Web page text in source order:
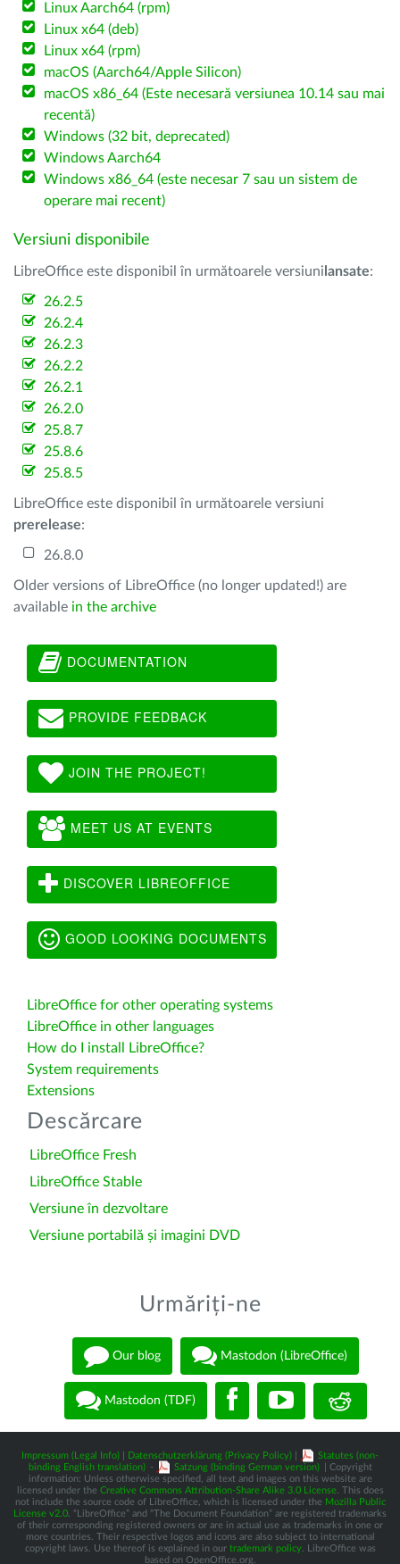
Linux Aarch64 (rpm)
Linux x64 (deb)
Linux x64 (rpm)
macOS (Aarch64/Apple Silicon)
macOS x86_64 (Este necesară versiunea 10.14 sau mai
recentă)
Windows (32 bit, deprecated)
Windows Aarch64
Windows x86_64 (este necesar 7 sau un sistem de
operare mai recent)
Versiuni disponibile
LibreOffice este disponibil în următoarele versiuni lansate:
26.2.5
26.2.4
26.2.3
26.2.2
26.2.1
26.2.0
25.8.7
25.8.6
25.8.5
LibreOffice este disponibil în următoarele versiuni
prerelease:
26.8.0
Older versions of LibreOffice (no longer updated!) are
available in the archive
DOCUMENTATION
PROVIDE FEEDBACK
JOIN THE PROJECT!
MEET US AT EVENTS
DISCOVER LIBREOFFICE
GOOD LOOKING DOCUMENTS
LibreOffice for other operating systems
LibreOffice in other languages
How do I install LibreOffice?
System requirements
Extensions
Descărcare
LibreOffice Fresh
LibreOffice Stable
Versiune în dezvoltare
Versiune portabilă și imagini DVD
Urmăriți-ne
Our blog Mastodon (LibreOffice)
Mastodon (TDF)
Impressum (Legal Info) Datenschutzerklärung (Privacy Policy)
Statutes (non-
binding English translation) - Satzung (binding German version)
| Copyright
information: Unless otherwise specified, all text and images on this website are
licensed under the Creative Commons Attribution-Share Alike 3.0 License. This does
not include the source code of LibreOffice, which is licensed under the Mozilla Public
License v2.0 . “LibreOffice” and “The Document Foundation” are registered trademarks
of their corresponding registered owners or are in actual use as trademarks in one or
more countries. Their respective logos and icons are also subject to international
copyright laws. Use thereof is explained in our trademark policy. LibreOffice was
based on OpenOffice.org.